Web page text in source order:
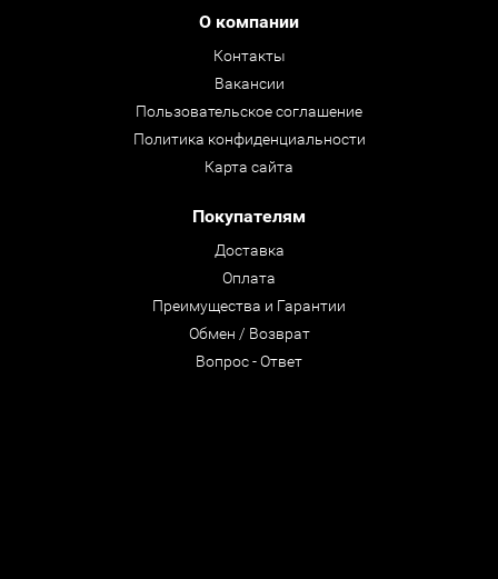
О компании
Контакты
Вакансии
Пользовательское соглашение
Политика конфиденциальности
Карта сайта
Покупателям
Доставка
Оплата
Преимущества и Гарантии
Обмен / Возврат
Вопрос - Ответ